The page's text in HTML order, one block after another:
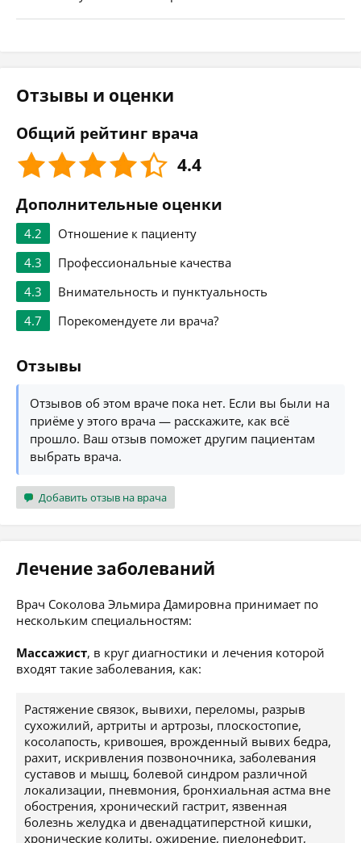
Отзывы и оценки
Общий рейтинг врача
4.4
Дополнительные оценки
4.2
Отношение к пациенту
4.3
Профессиональные качества
4.3
Внимательность и пунктуальность
4.7
Порекомендуете ли врача?
Отзывы
Отзывов об этом враче пока нет. Если вы были на
приёме у этого врача — расскажите, как всё
прошло. Ваш отзыв поможет другим пациентам
выбрать врача.
Добавить отзыв на врача
Лечение заболеваний
Врач Соколова Эльмира Дамировна принимает по
нескольким специальностям:
Массажист, в круг диагностики и лечения которой
входят такие заболевания, как:
Растяжение связок, вывихи, переломы, разрыв
сухожилий, артриты и артрозы, плоскостопие,
косолапость, кривошея, врожденный вывих бедра,
рахит, искривления позвоночника, заболевания
суставов и мышц, болевой синдром различной
локализации, пневмония, бронхиальная астма вне
обострения, хронический гастрит, язвенная
болезнь желудка и двенадцатиперстной кишки,
хронические колиты, ожирение, пиелонефрит,